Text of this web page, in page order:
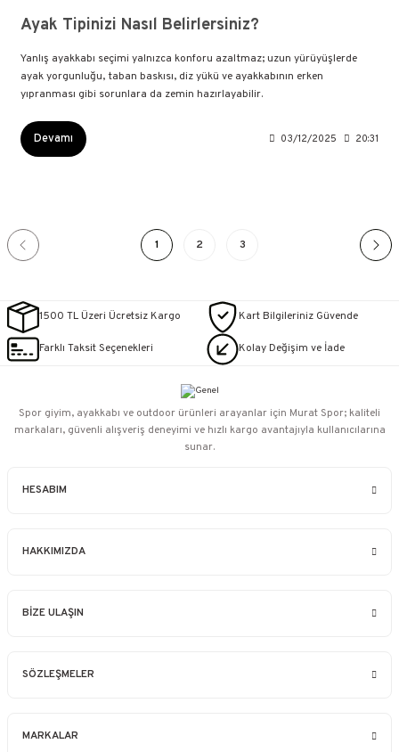
Ayak Tipinizi Nasıl Belirlersiniz?
Yanlış ayakkabı seçimi yalnızca konforu azaltmaz; uzun yürüyüşlerde
ayak yorgunluğu, taban baskısı, diz yükü ve ayakkabının erken
yıpranması gibi sorunlara da zemin hazırlayabilir.
Devamı 03/12/2025 20:31
1 2 3
1500 TL Üzeri Ücretsiz Kargo Kart Bilgileriniz Güvende
Farklı Taksit Seçenekleri Kolay Değişim ve İade
HESABIM
HAKKIMIZDA
BİZE ULAŞIN
SÖZLEŞMELER
MARKALAR
Spor giyim, ayakkabı ve outdoor ürünleri arayanlar için Murat Spor; kaliteli
markaları, güvenli alışveriş deneyimi ve hızlı kargo avantajıyla kullanıcılarına
sunar.